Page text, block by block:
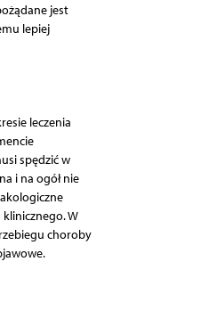
jest
lepiej
leczenia
spędzić w
i na ogół nie
W
choroby